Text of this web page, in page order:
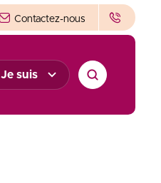
Contactez-nous
Je suis